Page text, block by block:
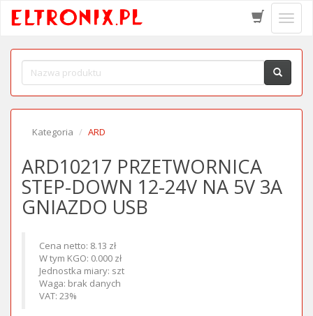
menu
Kategoria ARD
ARD10217 PRZETWORNICA
STEP-DOWN 12-24V NA 5V 3A
GNIAZDO USB
Cena netto: 8.13 zł
W tym KGO: 0.000 zł
Jednostka miary: szt
Waga: brak danych
VAT: 23%